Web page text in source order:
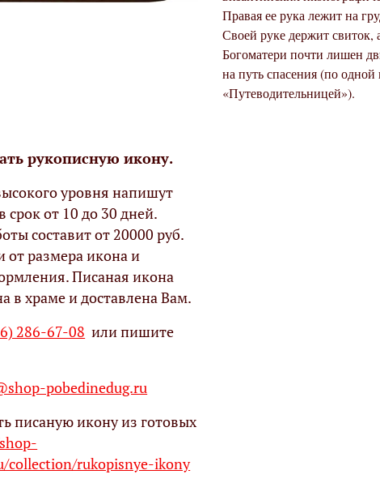
Правая ее рука лежит на
Своей руке держит свиток,
Богоматери почти лишен
на путь спасения (по одной
«Путеводительницей»).
рукописную икону.
уровня напишут
срок от 10 до 30 дней.
составит от 20000 руб.
от размера икона и
Писаная икона
в храме и доставлена Вам.
286-67-08 или пишите
pobedinedug.ru
писаную икону из готовых
collection/rukopisnye-ikony